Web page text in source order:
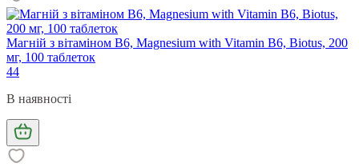
Магній з вітаміном В6, Magnesium with Vitamin B6, Biotus, 200
мг, 100 таблеток
44
В наявності